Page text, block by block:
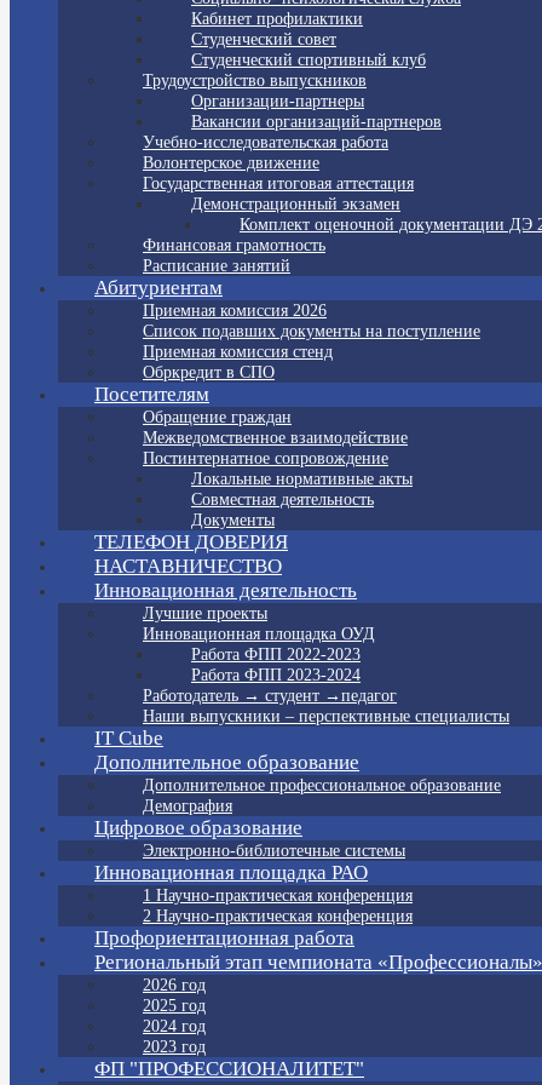
Кабинет профилактики
Студенческий совет
Студенческий спортивный клуб
Трудоустройство выпускников
Организации-партнеры
Вакансии организаций-партнеров
Учебно-исследовательская работа
Волонтерское движение
Государственная итоговая аттестация
Демонстрационный экзамен
Комплект оценочной документации ДЭ
Финансовая грамотность
Расписание занятий
Абитуриентам
Приемная комиссия 2026
Список подавших документы на поступление
Приемная комиссия стенд
Обркредит в СПО
Посетителям
Обращение граждан
Межведомственное взаимодействие
Постинтернатное сопровождение
Локальные нормативные акты
Совместная деятельность
Документы
ТЕЛЕФОН ДОВЕРИЯ
НАСТАВНИЧЕСТВО
Инновационная деятельность
Лучшие проекты
Инновационная площадка ОУД
Работа ФПП 2022-2023
Работа ФПП 2023-2024
Работодатель → студент →педагог
Наши выпускники – перспективные специалисты
IT Cube
Дополнительное образование
Дополнительное профессиональное образование
Демография
Цифровое образование
Электронно-библиотечные системы
Инновационная площадка РАО
1 Научно-практическая конференция
2 Научно-практическая конференция
Профориентационная работа
Региональный этап чемпионата «Профессионалы»
2026 год
2025 год
2024 год
2023 год
ФП "ПРОФЕССИОНАЛИТЕТ"